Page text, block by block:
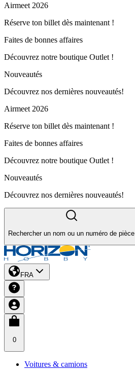
Airmeet 2026
Réserve ton billet dès maintenant !
Faites de bonnes affaires
Découvrez notre boutique Outlet !
Nouveautés
Découvrez nos dernières nouveautés!
Airmeet 2026
Réserve ton billet dès maintenant !
Faites de bonnes affaires
Découvrez notre boutique Outlet !
Nouveautés
Découvrez nos dernières nouveautés!
Rechercher un nom ou un numéro de pièce
FRA
0
Voitures & camions